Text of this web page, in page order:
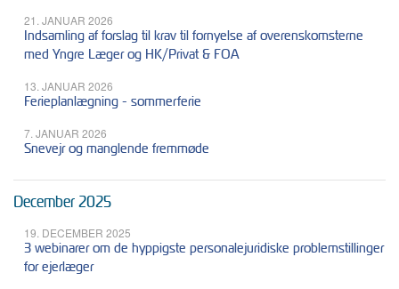
21. JANUAR 2026
Indsamling af forslag til krav til fornyelse af overenskomsterne
med Yngre Læger og HK/Privat & FOA
13. JANUAR 2026
Ferieplanlægning - sommerferie
7. JANUAR 2026
Snevejr og manglende fremmøde
December 2025
19. DECEMBER 2025
3 webinarer om de hyppigste personalejuridiske problemstillinger
for ejerlæger